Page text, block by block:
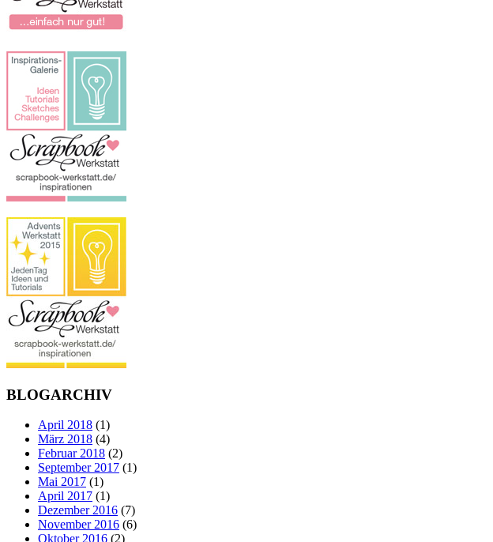
BLOGARCHIV
April 2018 (1)
März 2018 (4)
Februar 2018 (2)
September 2017 (1)
Mai 2017 (1)
April 2017 (1)
Dezember 2016 (7)
November 2016 (6)
Oktober 2016 (2)